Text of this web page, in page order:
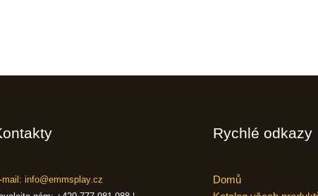
mail: info@emmsplay.cz
Rychlé odkazy
Domů